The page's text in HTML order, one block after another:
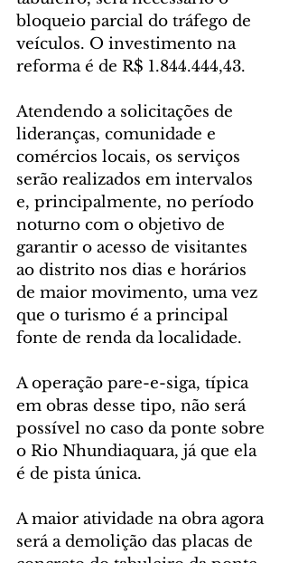
bloqueio parcial do tráfego de
veículos. O investimento na
reforma é de R$ 1.844.444,43.
Atendendo a solicitações de
lideranças, comunidade e
comércios locais, os serviços
serão realizados em intervalos
e, principalmente, no período
noturno com o objetivo de
garantir o acesso de visitantes
ao distrito nos dias e horários
de maior movimento, uma vez
que o turismo é a principal
fonte de renda da localidade.
A operação pare-e-siga, típica
em obras desse tipo, não será
possível no caso da ponte sobre
o Rio Nhundiaquara, já que ela
é de pista única.
A maior atividade na obra agora
será a demolição das placas de